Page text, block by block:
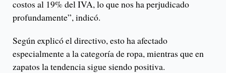
costos al 19% del IVA, lo que nos ha perjudicado
profundamente”, indicó.
Según explicó el directivo, esto ha afectado
especialmente a la categoría de ropa, mientras que en
zapatos la tendencia sigue siendo positiva.